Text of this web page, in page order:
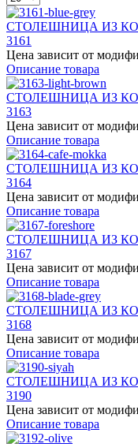
СТОЛЕШНИЦА ИЗ
3161
Цена зависит от
Описание товара
СТОЛЕШНИЦА ИЗ
3163
Цена зависит от
Описание товара
СТОЛЕШНИЦА ИЗ
3164
Цена зависит от
Описание товара
СТОЛЕШНИЦА ИЗ
3167
Цена зависит от
Описание товара
СТОЛЕШНИЦА ИЗ
3168
Цена зависит от
Описание товара
СТОЛЕШНИЦА ИЗ
3190
Цена зависит от
Описание товара